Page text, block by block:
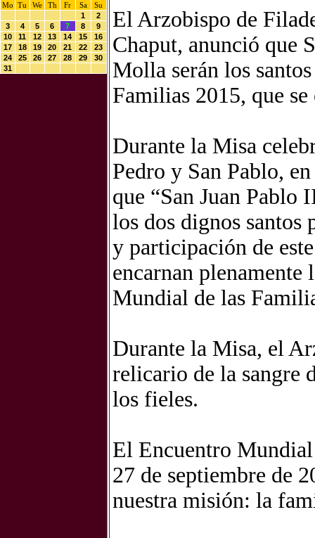
Mo
Tu We Th Fr Sa
Su
1
2
3
4 5 6 7 8
9
10
11 12 13 14 15
16
17
18 19 20 21 22
23
24
25 26 27 28 29
30
31
El Arzobispo de
Chaput, anunció que
Molla serán los
Familias 2015, que
Durante la Misa
Pedro y San Pablo,
que “San Juan Pablo
los dos dignos santos
y participación de
encarnan
Mundial de las
Durante la Misa, el
relicario de la sangre
los fieles.
El Encuentro
27 de septiembre de
nuestra misión: la